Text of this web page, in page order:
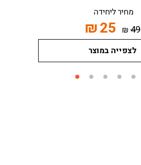
מחיר ליחידה
49
₪
25
₪
לצפייה במוצר